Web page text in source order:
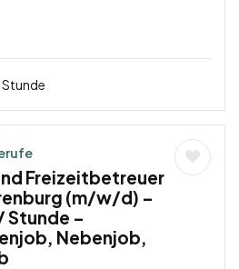
Stunde
Freizeitbetreuer
(m/w/d) –
Stunde –
Nebenjob,